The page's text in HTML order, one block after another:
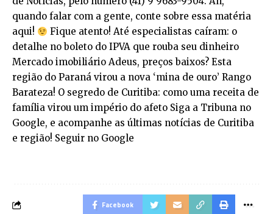
quando falar com a gente, conte sobre essa matéria
aqui!
Fique atento! Até especialistas caíram: o
detalhe no boleto do IPVA que rouba seu dinheiro
Mercado imobiliário Adeus, preços baixos? Esta
região do Paraná virou a nova ‘mina de ouro’ Rango
Barateza! O segredo de Curitiba: como uma receita de
família virou um império do afeto Siga a Tribuna no
Google, e acompanhe as últimas notícias de Curitiba
e região! Seguir no Google
Facebook